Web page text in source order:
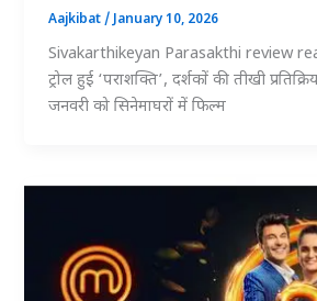
Aajkibat/January 10, 2026
Sivakarthikeyan Parasakthi review
ट्रोल हुई ‘पराशक्ति’, दर्शकों की तीखी
जनवरी को सिनेमाघरों में फिल्म